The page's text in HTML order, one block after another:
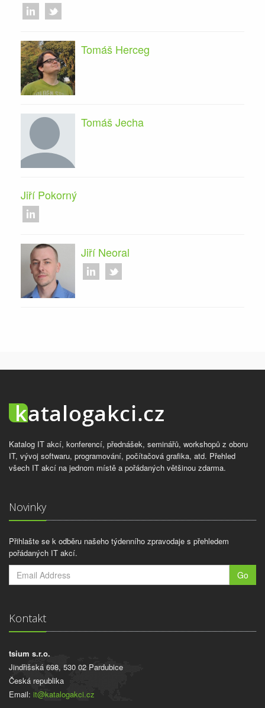
Tomáš Herceg
Tomáš Jecha
Jiří Pokorný
Jiří Neoral
Katalog IT akcí, konferencí, přednášek, seminářů, workshopů z oboru
IT, vývoj softwaru, programování, počítačová grafika, atd. Přehled
všech IT akcí na jednom místě a pořádaných většinou zdarma.
Novinky
Přihlašte se k odběru našeho týdenního zpravodaje s přehledem
pořádaných IT akcí.
Go
Kontakt
tsium s.r.o.
Jindřišská 698, 530 02 Pardubice
Česká republika
Email: it@katalogakci.cz